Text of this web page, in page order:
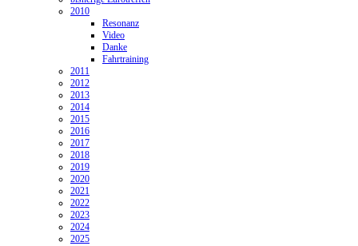
2010
Resonanz
Video
Danke
Fahrtraining
2011
2012
2013
2014
2015
2016
2017
2018
2019
2020
2021
2022
2023
2024
2025